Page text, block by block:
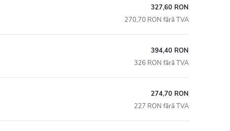
327,60 RON
270,70 RON fără TVA
394,40 RON
326 RON fără TVA
274,70 RON
227 RON fără TVA